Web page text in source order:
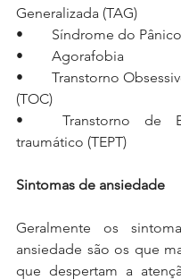
Generalizada (TAG)
•	Síndrome do Pânico
•	Agorafobia
•	Transtorno Obsessivo Compulsivo
(TOC)
•	Transtorno de Estresse Pós-
traumático (TEPT)
Sintomas de ansiedade
Geralmente os
ansiedade são os que
que despertam a